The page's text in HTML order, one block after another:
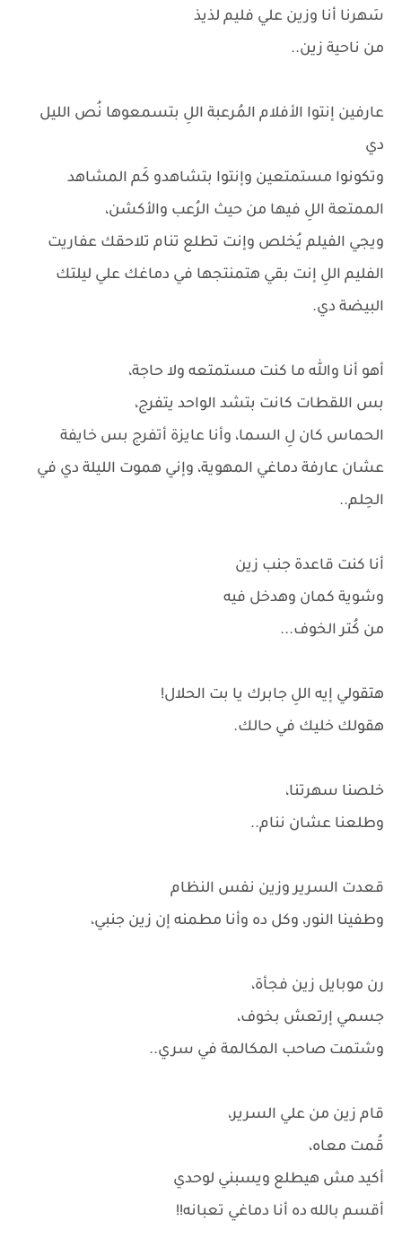
سَهرنا أنا وزين علي فليم لذيذ
من ناحية زين..
عارفين إنتوا الأفلام المُرعبة اللِ بتسمعوها نُص الليل
دي
وتكونوا مستمتعين وإنتوا بتشاهدو كَم المشاهد
الممتعة اللِ فيها من حيث الرُعب والأكشن،
ويجي الفيلم يُخلص وإنت تطلع تنام تلاحقك عفاريت
الفليم اللِ إنت بقي هتمنتجها في دماغك علي ليلتك
البيضة دي.
أهو أنا والله ما كنت مستمتعه ولا حاجة،
بس اللقطات كانت بتشد الواحد يتفرج،
الحماس كان لِ السما، وأنا عايزة أتفرج بس خايفة
عشان عارفة دماغي المهوية، وإني هموت الليلة دي في
الحِلم..
أنا كنت قاعدة جنب زين
وشوية كمان وهدخل فيه
من كُتر الخوف...
هتقولي إيه اللِ جابرك يا بت الحلال!
هقولك خليك في حالك.
خلصنا سهرتنا،
وطلعنا عشان ننام..
قعدت السرير وزين نفس النظام
وطفينا النور، وكل ده وأنا مطمنه إن زين جنبي،
رن موبايل زين فجأة،
جسمي إرتعش بخوف،
وشتمت صاحب المكالمة في سري..
قام زين من علي السرير،
قُمت معاه،
أكيد مش هيطلع ويسبني لوحدي
أقسم بالله ده أنا دماغي تعبانه!!